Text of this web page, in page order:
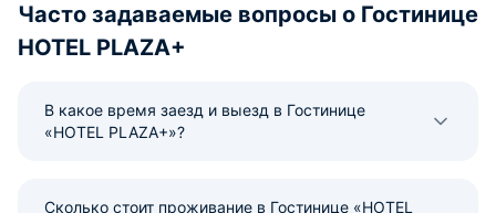
Часто задаваемые вопросы о Гостинице
HOTEL PLAZA+
В какое время заезд и выезд в Гостинице
«HOTEL PLAZA+»?
Сколько стоит проживание в Гостинице «HOTEL